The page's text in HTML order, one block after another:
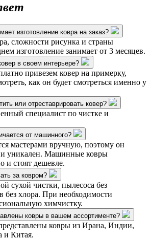
изготовление ковра на заказ?
сложности рисунка и страны
изготовление занимает от 3 месяцев.
в своем интерьере?
привезем ковер на примерку,
как он будет смотреться именно у
или отреставрировать ковер?
специалист по чистке и
от машинного?
мастерами вручную, поэтому он
и уникален. Машинные ковры
и стоят дешевле.
за ковром?
сухой чистки, пылесоса без
без хлора. При необходимости
химчистку.
ковры в вашем ассортименте?
ковры из Ирана, Индии,
и Китая.